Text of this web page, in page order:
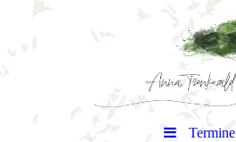
Termine